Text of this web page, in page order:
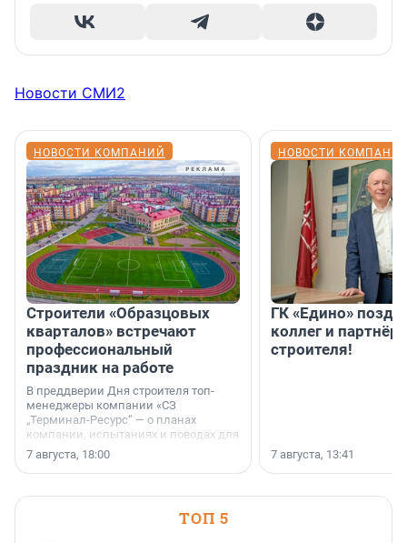
Новости СМИ2
НОВОСТИ КОМПАНИЙ
Строители «Образцовых
кварталов» встречают
профессиональный
праздник на работе
В преддверии Дня строителя топ-
менеджеры компании «СЗ
„Терминал-Ресурс“ — о планах
компании, испытаниях и поводах для
осторожного оптимизма.
7 августа, 18:00
НОВОСТИ
ГК «Едино»
коллег и
строителя!
7 августа, 13:41
ТОП 5